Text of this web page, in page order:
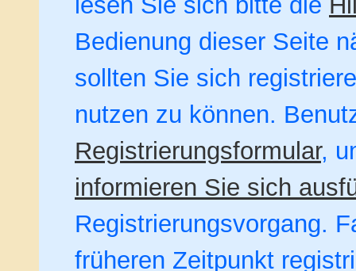
Bedienung dieser Seite
sollten Sie sich
nutzen zu können.
Registrierungsformular,
informieren Sie sich
Registrierungsvorgang.
früheren Zeitpunkt